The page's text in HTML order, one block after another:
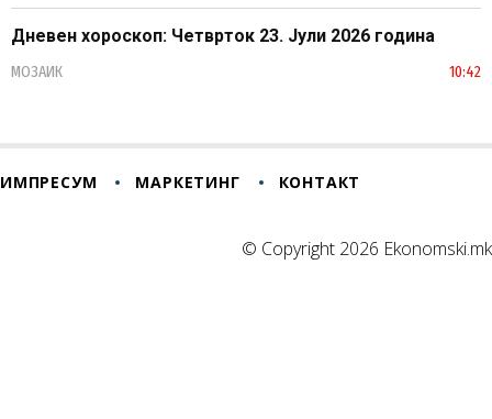
Дневен хороскоп: Четврток 23. Јули 2026 година
МОЗАИК 10:42
ИМПРЕСУМ МАРКЕТИНГ КОНТАКТ
© Copyright 2026 Ekonomski.mk